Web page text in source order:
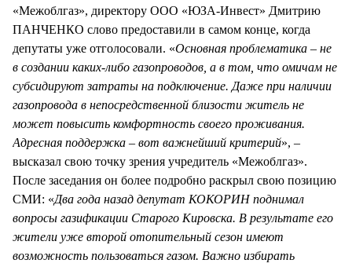
«Межоблгаз», директору ООО «ЮЗА-Инвест» Дмитрию
ПАНЧЕНКО слово предоставили в самом конце, когда
депутаты уже отголосовали. «Основная проблематика – не
в создании каких-либо газопроводов, а в том, что омичам не
субсидируют затраты на подключение. Даже при наличии
газопровода в непосредственной близости житель не
может повысить комфортность своего проживания.
Адресная поддержка – вот важнейший критерий», –
высказал свою точку зрения учредитель «Межоблгаз».
После заседания он более подробно раскрыл свою позицию
СМИ: «Два года назад депутат КОКОРИН поднимал
вопросы газификации Старого Кировска. В результате его
жители уже второй отопительный сезон имеют
возможность пользоваться газом. Важно избирать